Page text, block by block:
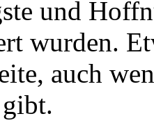
und
wurden.
auch